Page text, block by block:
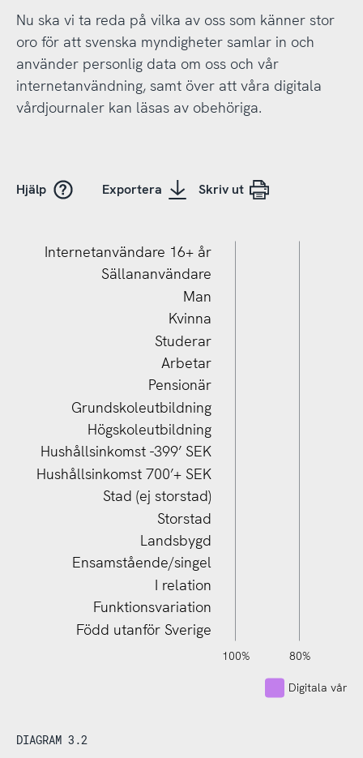
Nu ska vi ta reda på vilka av oss som känner stor
oro för att svenska myndigheter samlar in och
använder personlig data om oss och vår
internetanvändning, samt över att våra digitala
vårdjournaler kan läsas av obehöriga.
Hjälp Exportera Skriv ut
Hushållsinkomst 700’+ SEK
Född utanför Sverige
Funktionsvariation
I relation
Ensamstående/singel
Landsbygd
Storstad
Stad (ej storstad)
Hushållsinkomst 700’+ SEK
Hushållsinkomst -399’ SEK
Högskoleutbildning
Grundskoleutbildning
Pensionär
Arbetar
Studerar
Kvinna
Man
Sällananvändare
Internetanvändare 16+ år
-40%
-20%100% 80%
120%
140%
Digitala
DIAGRAM 3.2